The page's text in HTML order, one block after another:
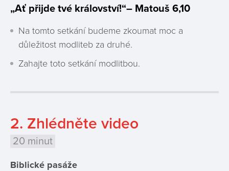
„Ať přijde tvé království!“– Matouš 6,10
Na tomto setkání budeme zkoumat moc a
důležitost modliteb za druhé.
Zahajte toto setkání modlitbou.
2. Zhlédněte video
20 minut
Biblické pasáže